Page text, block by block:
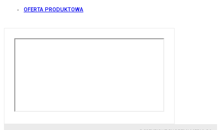
OFERTA PRODUKTOWA